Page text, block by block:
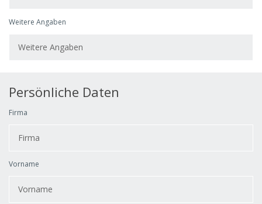
Weitere Angaben
Persönliche Daten
Firma
Vorname